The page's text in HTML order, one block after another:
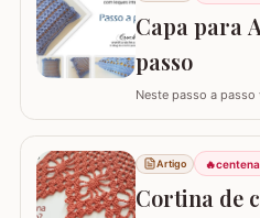
Capa para
passo
Neste passo a
intercalados. Fiz a
seguindo o passo a
o tamanho desejado.
Círculo S/A. Um fio
Artigo 🔥
Cortina de